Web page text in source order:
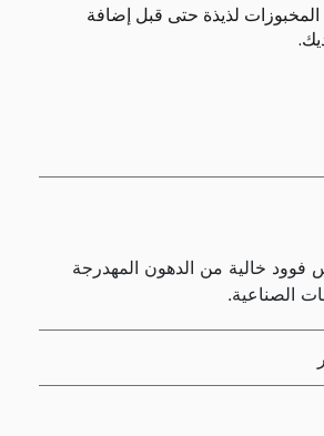
المخبوزات لذيذة حتى قبل إضافة
فوود خالية من الدهون المهدرجة
الصناعية.